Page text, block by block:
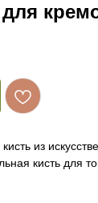
для
из
кисть для